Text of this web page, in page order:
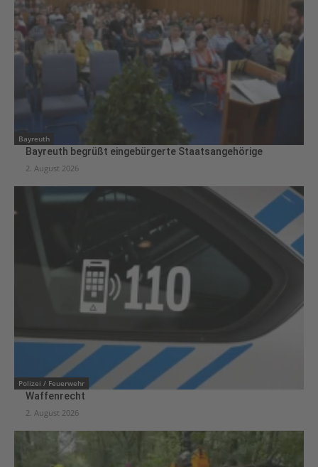
Bayreuth
Bayreuth begrüßt eingebürgerte Staatsangehörige
2. August 2026
Polizei / Feuerwehr
Waffenrecht
2. August 2026